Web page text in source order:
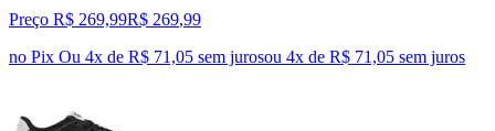
Preço R$ 269,99R$ 269,99
no Pix Ou 4x de R$ 71,05 sem jurosou 4x de R$ 71,05 sem juros